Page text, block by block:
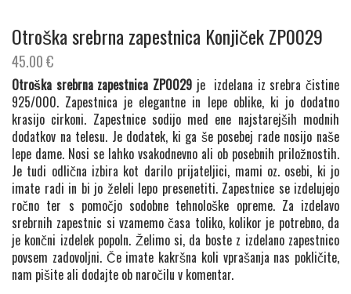
Otroška srebrna zapestnica Konjiček ZP0029
45.00€
Otroška srebrna zapestnica ZP0029 je izdelana iz srebra čistine
925/000. Zapestnica je elegantne in lepe oblike, ki jo dodatno
krasijo cirkoni. Zapestnice sodijo med ene najstarejših modnih
dodatkov na telesu. Je dodatek, ki ga še posebej rade nosijo naše
lepe dame. Nosi se lahko vsakodnevno ali ob posebnih priložnostih.
Je tudi odlična izbira kot darilo prijateljici, mami oz. osebi, ki jo
imate radi in bi jo želeli lepo presenetiti. Zapestnice se izdelujejo
ročno ter s pomočjo sodobne tehnološke opreme. Za izdelavo
srebrnih zapestnic si vzamemo časa toliko, kolikor je potrebno, da
je končni izdelek popoln. Želimo si, da boste z izdelano zapestnico
povsem zadovoljni. Če imate kakršna koli vprašanja nas pokličite,
nam pišite ali dodajte ob naročilu v komentar.